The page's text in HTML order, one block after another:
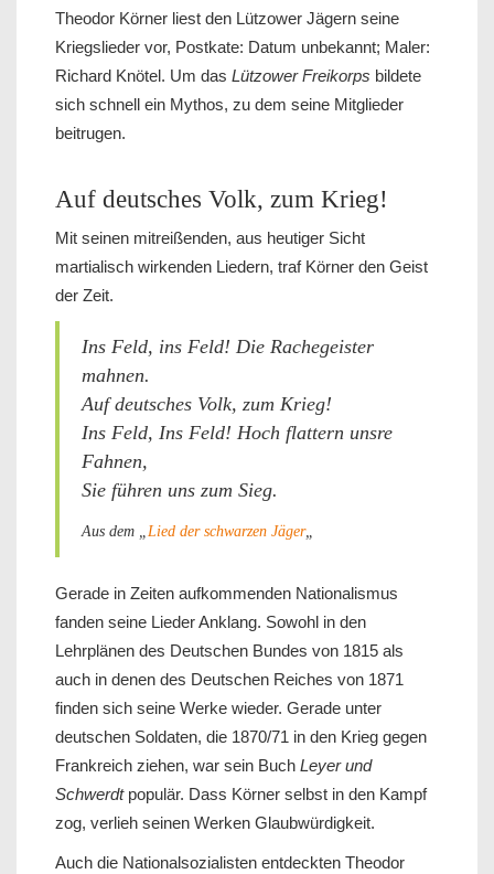
Theodor Körner liest den Lützower Jägern seine
Kriegslieder vor, Postkate: Datum unbekannt; Maler:
Richard Knötel. Um das Lützower Freikorps bildete
sich schnell ein Mythos, zu dem seine Mitglieder
beitrugen.
Auf deutsches Volk, zum Krieg!
Mit seinen mitreißenden, aus heutiger Sicht
martialisch wirkenden Liedern, traf Körner den Geist
der Zeit.
Ins Feld, ins Feld! Die Rachegeister
mahnen.
Auf deutsches Volk, zum Krieg!
Ins Feld, Ins Feld! Hoch flattern unsre
Fahnen,
Sie führen uns zum Sieg.
Aus dem „Lied der schwarzen Jäger„
Gerade in Zeiten aufkommenden Nationalismus
fanden seine Lieder Anklang. Sowohl in den
Lehrplänen des Deutschen Bundes von 1815 als
auch in denen des Deutschen Reiches von 1871
finden sich seine Werke wieder. Gerade unter
deutschen Soldaten, die 1870/71 in den Krieg gegen
Frankreich ziehen, war sein Buch Leyer und
Schwerdtpopulär. Dass Körner selbst in den Kampf
zog, verlieh seinen Werken Glaubwürdigkeit.
Auch die Nationalsozialisten entdeckten Theodor